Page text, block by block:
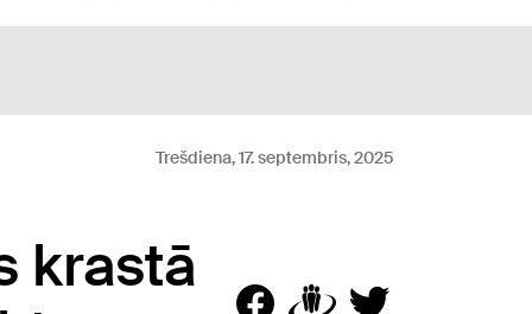
Trešdiena, 17. septembris, 2025
krastā